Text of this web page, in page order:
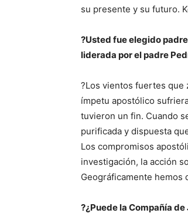
su presente y su futuro.
?Usted fue elegido
liderada por el padre
?Los vientos fuertes que
ímpetu apostólico
tuvieron un fin. Cuando
purificada y dispuesta
Los compromisos
investigación, la acción
Geográficamente hemos
?¿Puede la Compañía